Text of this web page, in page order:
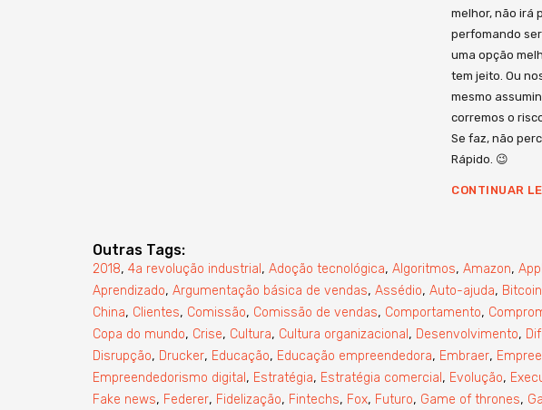
melhor, não irá
perfomando
uma opção
tem jeito. Ou
mesmo
corremos o
Se faz, não
Rápido. 😉
CONTINUAR
Outras Tags:
2018, 4a revolução industrial , Adoção tecnológica, Algoritmos, Amazon,
Aprendizado, Argumentação básica de vendas, Assédio, Auto-ajuda, Bitcoin
China, Clientes, Comissão, Comissão de vendas, Comportamento,
Copa do mundo, Crise, Cultura, Cultura organizacional , Desenvolvimento,
Disrupção, Drucker, Educação, Educação empreendedora, Embraer,
Empreendedorismo digital , Estratégia, Estratégia comercial , Evolução,
Fake news, Federer, Fidelização, Fintechs, Fox, Futuro, Game of thrones,